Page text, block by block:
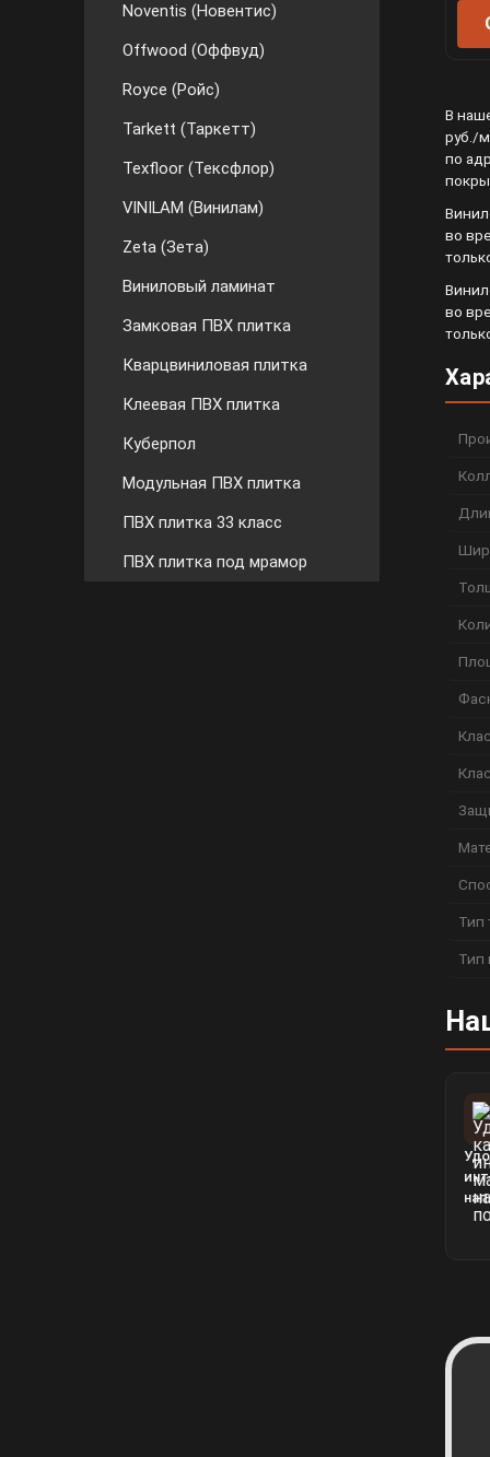
Noventis (Новентис)
Offwood (Оффвуд)
Royce (Ройс)
Tarkett (Таркетт)
Texfloor (Тексфлор)
VINILAM (Винилам)
Zeta (Зета)
Виниловый ламинат
Замковая ПВХ плитка
Кварцвиниловая плитка
Клеевая ПВХ плитка
Куберпол
Модульная ПВХ плитка
ПВХ плитка 33 класс
ПВХ плитка под мрамор
В
руб./м
по
во
во
Тип
Тип